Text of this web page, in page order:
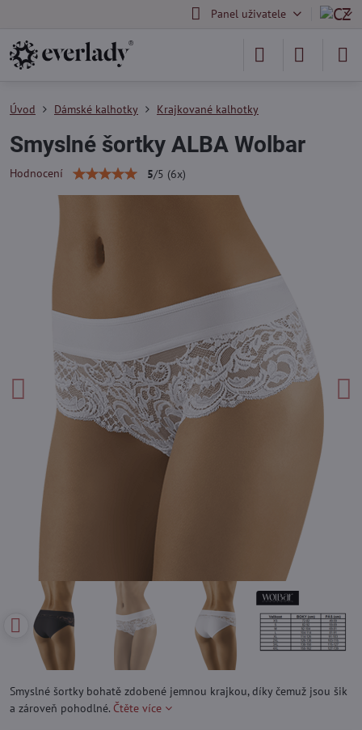
Panel uživatele
Úvod Dámské kalhotky Krajkované kalhotky
Smyslné šortky ALBA Wolbar
Hodnocení 5/5 (6x)
Smyslné šortky bohatě zdobené jemnou krajkou, díky čemuž jsou šik
a zároveň pohodlné. Čtěte více